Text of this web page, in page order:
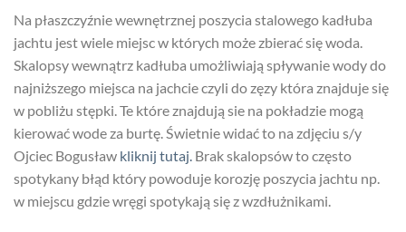
Na płaszczyźnie wewnętrznej poszycia stalowego kadłuba
jachtu jest wiele miejsc w których może zbierać się woda.
Skalopsy wewnątrz kadłuba umożliwiają spływanie wody do
najniższego miejsca na jachcie czyli do zęzy która znajduje się
w pobliżu stępki. Te które znajdują sie na pokładzie mogą
kierować wode za burtę. Świetnie widać to na zdjęciu s/y
Ojciec Bogusław kliknij tutaj. Brak skalopsów to często
spotykany błąd który powoduje korozję poszycia jachtu np.
w miejscu gdzie wręgi spotykają się z wzdłużnikami.